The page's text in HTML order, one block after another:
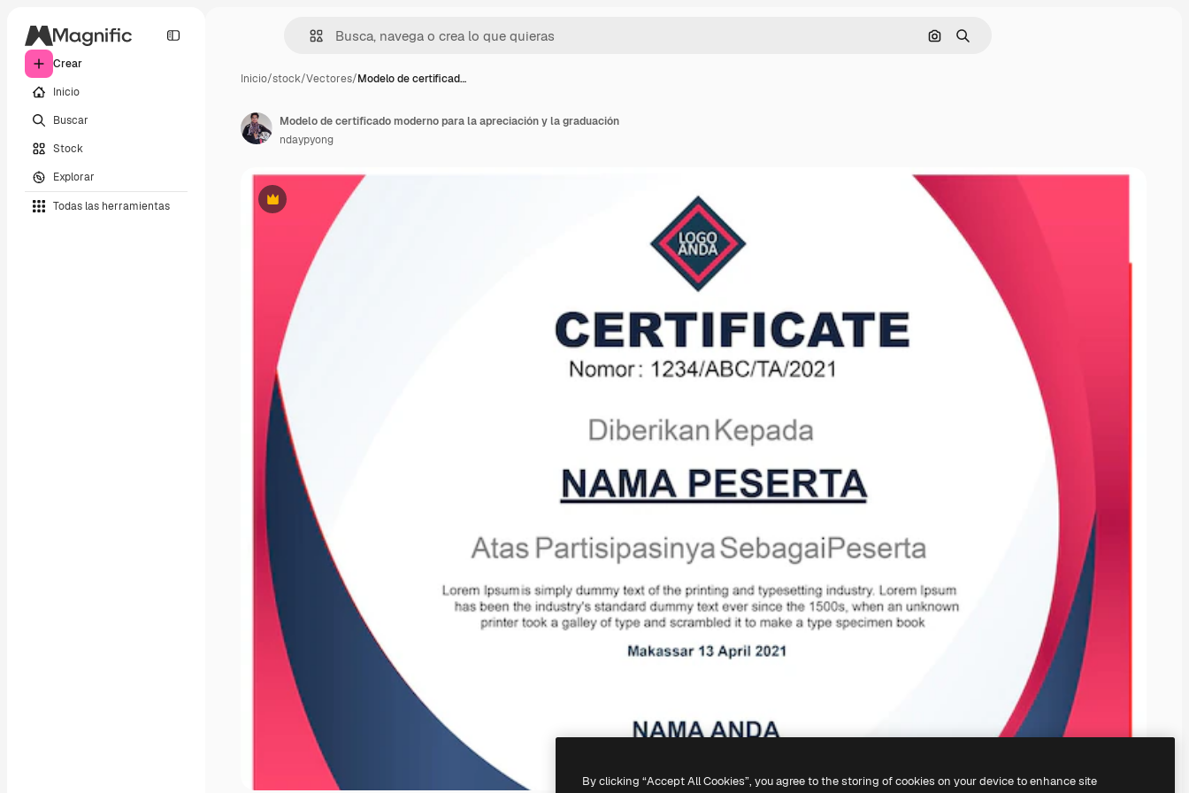
Crear
Inicio
Buscar
Stock
Explorar
Todas las herramientas
Buscar por imagen
Buscar
Inicio/stock/Vectores/Modelo de certificad…
Premium
Modelo de certificado moderno para la apreciación y la graduación
ndaypyong
By clicking “Accept All Cookies”, you agree to the storing of cookies on your device to enhance site